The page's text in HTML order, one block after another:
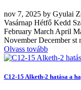
nov 7, 2025 by Gyulai
Vasárnap Hétfő Kedd
February March April
November December st
Olvass tovább
C12-15 Alketh-2 hatása a